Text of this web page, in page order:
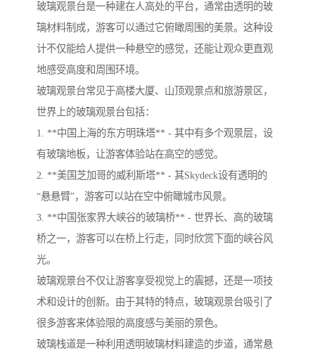
玻璃观景台是一种建在人高处的平台，通常由透明的玻
璃材料制成，游客可以通过它俯瞰周围的美景。这种设
计不仅能给人提供一种悬空的感觉，还能让观众更直观
地感受高度和周围环境。
玻璃观景台常见于高楼大厦、山顶观景点和旅游景区，
世界上的玻璃观景台包括：
1. **中国上海的东方明珠塔** - 其中有多个观景层，设
有玻璃地板，让游客体验站在高空的感觉。
2. **美国芝加哥的威利斯塔** - 其Skydeck设有透明的
“悬悬臂”，游客可以站在空中俯瞰城市风景。
3. **中国张家界大峡谷的玻璃桥** - 世界长、高的玻璃
桥之一，游客可以在桥上行走，同时欣赏下面的峡谷风
光。
玻璃观景台不仅让游客享受视觉上的震撼，还是一项技
术和设计的创新。由于其特的特点，玻璃观景台吸引了
很多游客来体验限的高度感与美丽的景色。
玻璃栈道是一种利用透明玻璃材料建造的步道，通常悬